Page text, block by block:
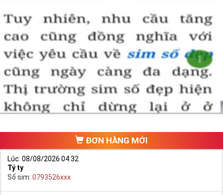
Đôi khi có một số khách hàng chuyên đi săn lùng những
loại sim giảm giá, sim số đẹp giá rẻ này về bán lại cho
những người không tìm được loại sim giảm giá này để có
Chính vì thế tại sao chúng ta lại không săn lùng sim giảm
giá sim số đẹp giá rẻ này để đầu tư sinh lãi thỏa sức niềm
đam mê sim số đẹp
Cách đây nhiều năm về trước khi dịch vụ mua bán trực tuyến
chưa phát triển, khách hàng muốn mua một sim số đẹp phải
trong một list.
ĐƠN HÀNG MỚI
Lúc: 08/08/2026 04:32
Tý ty
Số sim: 0793526xxx